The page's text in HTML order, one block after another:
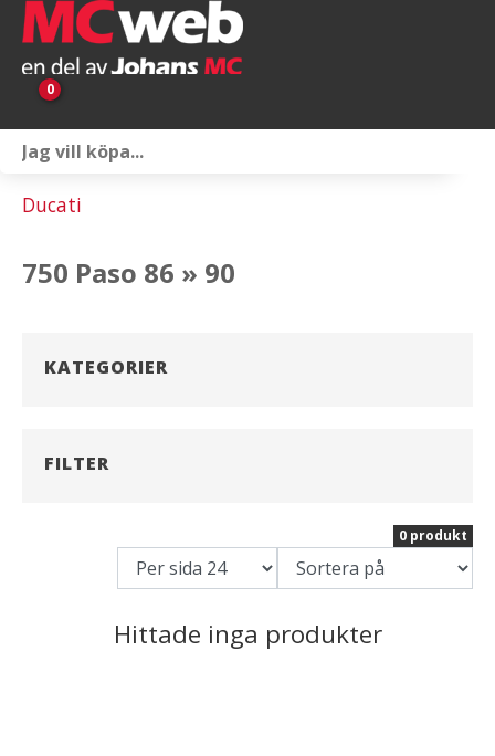
0
Ducati
750 Paso 86 » 90
KATEGORIER
FILTER
0 produkt
Hittade inga produkter